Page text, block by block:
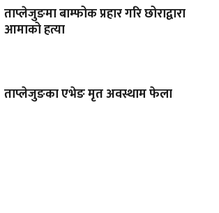
ताप्लेजुङमा बाम्फोक प्रहार गरि छोराद्वारा
आमाको हत्या
ताप्लेजुङका एभेङ मृत अवस्थाम फेला